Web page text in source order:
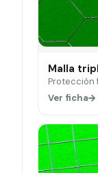
Malla
Protección
Ver ficha